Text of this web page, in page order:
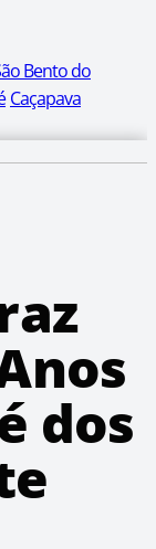
Bento do
Caçapava
dos